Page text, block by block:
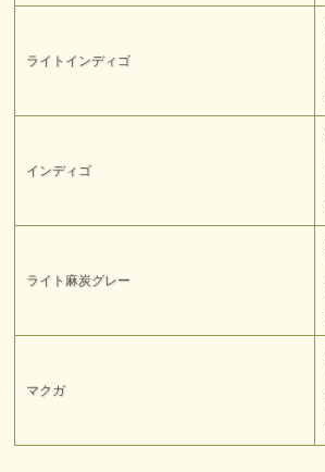
ライトインディゴ
インディゴ
ライト麻炭グレー
マクガ